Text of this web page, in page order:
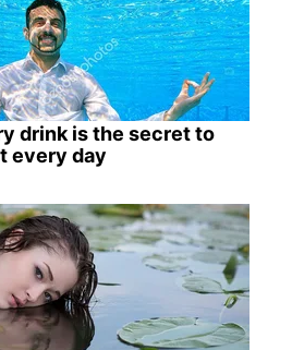
drink is the secret to
every day